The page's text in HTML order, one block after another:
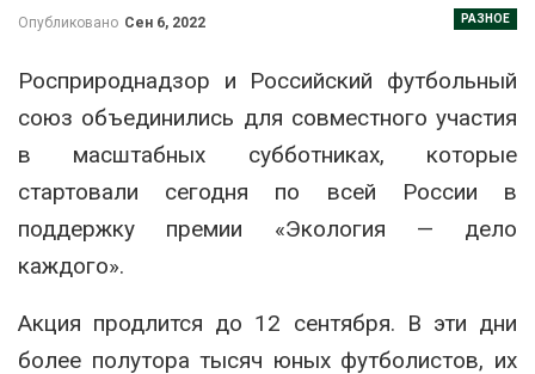
РАЗНОЕ
Опубликовано Сен 6, 2022
Росприроднадзор и Российский футбольный
союз объединились для совместного участия
в масштабных субботниках, которые
стартовали сегодня по всей России в
поддержку премии «Экология — дело
каждого».
Акция продлится до 12 сентября. В эти дни
более полутора тысяч юных футболистов, их